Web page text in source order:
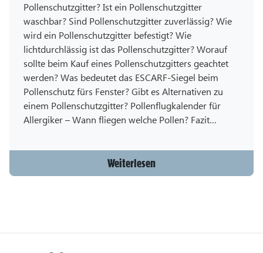
Pollenschutzgitter? Ist ein Pollenschutzgitter
waschbar? Sind Pollenschutzgitter zuverlässig? Wie
wird ein Pollenschutzgitter befestigt? Wie
lichtdurchlässig ist das Pollenschutzgitter? Worauf
sollte beim Kauf eines Pollenschutzgitters geachtet
werden? Was bedeutet das ESCARF-Siegel beim
Pollenschutz fürs Fenster? Gibt es Alternativen zu
einem Pollenschutzgitter? Pollenflugkalender für
Allergiker – Wann fliegen welche Pollen? Fazit…
Weiterlesen